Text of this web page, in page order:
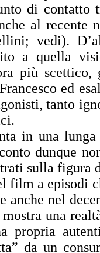
di
al recente
vedi).
a quella
più scettico,
ed
tanto
in una
dunque
sulla figura
film a episodi
anche nel
una
propria
da un